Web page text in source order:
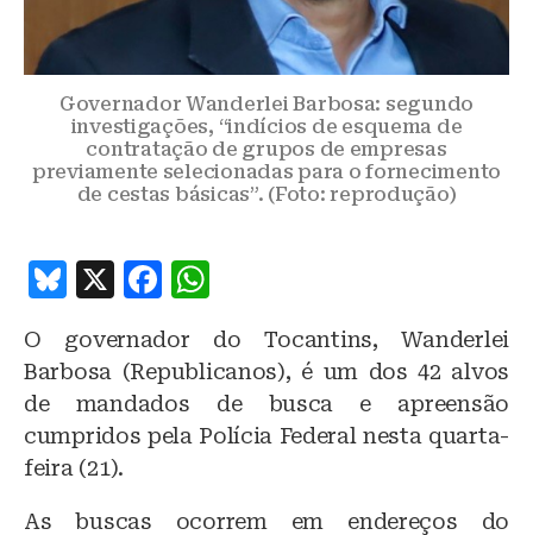
Governador Wanderlei Barbosa: segundo
investigações, “indícios de esquema de
contratação de grupos de empresas
previamente selecionadas para o fornecimento
de cestas básicas”. (Foto: reprodução)
B
e
s
k
y
X
F
c
e
b
o
at
s
A
p
O governador do Tocantins, Wanderlei
Barbosa (Republicanos), é um dos 42 alvos
de mandados de busca e apreensão
cumpridos pela Polícia Federal nesta quarta-
feira (21).
As buscas ocorrem em endereços do